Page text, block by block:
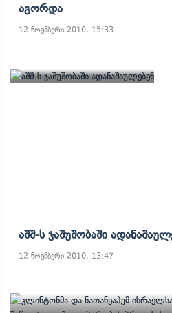
Აგორდა
12 ნოემბერი 2010, 15:33
Აშშ-Ს Ჯაშუშობაში
12 ნოემბერი 2010, 13:47